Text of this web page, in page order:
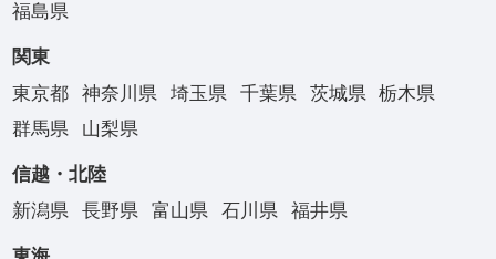
福島県
関東
東京都
神奈川県 埼玉県 千葉県 茨城県
栃木県
群馬県
山梨県
信越・北陸
新潟県
長野県 富山県 石川県 福井県